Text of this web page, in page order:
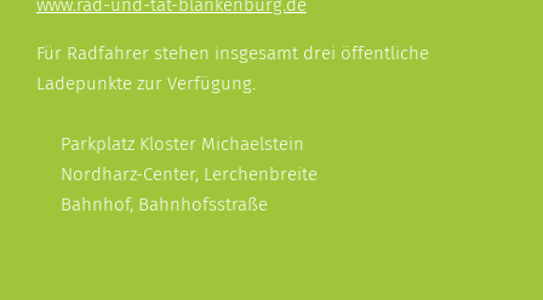
www.rad-und-tat-blankenburg.de
Für Radfahrer stehen insgesamt drei öffentliche
Ladepunkte zur Verfügung.
Parkplatz Kloster Michaelstein
Nordharz-Center, Lerchenbreite
Bahnhof, Bahnhofsstraße